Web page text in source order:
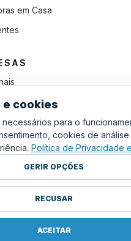
em Casa
Aberto
Obras
2026 SGSI. TODOS OS DIREITOS
DE PRIVACIDADE E COOKIES
e cookies
para o
cookies de análise
Política de Privacidade
GERIR OPÇÕES
RECUSAR
ACEITAR